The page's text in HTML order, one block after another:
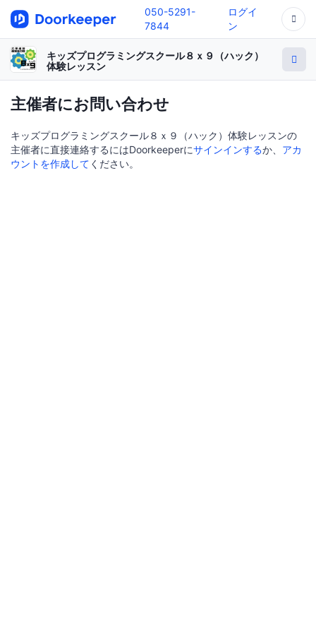
050-5291-
7844
ログイ
ン
キッズプログラミングスクール８ｘ９（ハック）
体験レッスン
主催者にお問い合わせ
キッズプログラミングスクール８ｘ９（ハック）体験レッスンの
主催者に直接連絡するにはDoorkeeperにサインインするか、 アカ
ウントを作成して ください。